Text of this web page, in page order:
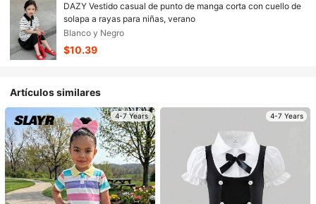
DAZY Vestido casual de punto de manga corta con cuello de
solapa a rayas para niñas, verano
Blanco y Negro
$10.39
Artículos similares
4-7 Years 4-7 Years